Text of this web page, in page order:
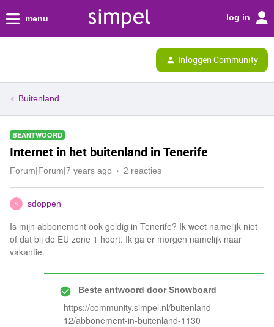
menu log in
Inloggen Community
Buitenland
BEANTWOORD
Internet in het buitenland in Tenerife
Forum|Forum|7 years ago 2 reacties
S sdoppen
Is mijn abbonement ook geldig in Tenerife? Ik weet namelijk niet
of dat bij de EU zone 1 hoort. Ik ga er morgen namelijk naar
vakantie.
Beste antwoord doorSnowboard
https://community.simpel.nl/buitenland-
12/abbonement-in-buitenland-1130